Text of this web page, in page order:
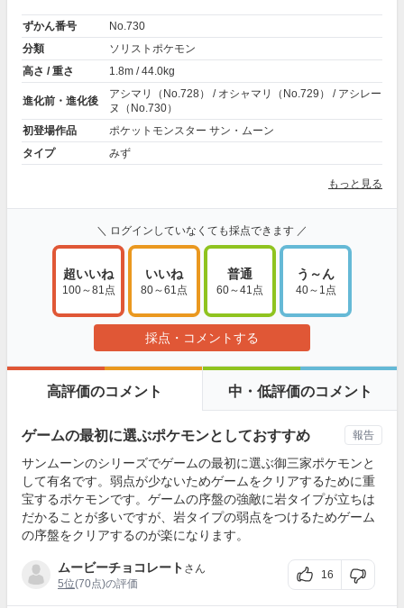
ずかん番号
No.730
分類
ソリストポケモン
高さ / 重さ
1.8m / 44.0kg
進化前・進化後
アシマリ（No.728） / オシャマリ（No.729） / アシレー
ヌ（No.730）
初登場作品
ポケットモンスター サン・ムーン
タイプ
みず
もっと見る
＼ ログインしていなくても採点できます ／
超いいね
100～81点
いいね
80～61点
普通
60～41点
う～ん
40～1点
採点・コメントする
高評価のコメント 中・低評価のコメント
ゲームの最初に選ぶポケモンとしておすすめ
サンムーンのシリーズでゲームの最初に選ぶ御三家ポケモンと
して有名です。弱点が少ないためゲームをクリアするために重
宝するポケモンです。ゲームの序盤の強敵に岩タイプが立ちは
だかることが多いですが、岩タイプの弱点をつけるためゲーム
の序盤をクリアするのが楽になります。
ムービーチョコレート さん
5位(70点)の評価
16
報告